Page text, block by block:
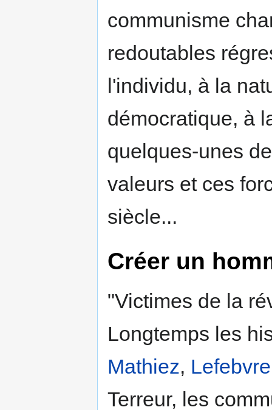
communisme
redoutables
l'individu, à la
démocratique, à
quelques-unes
valeurs et ces
siècle...
Créer un
"Victimes de la
Longtemps les
Mathiez, Lefebvre
Terreur, les